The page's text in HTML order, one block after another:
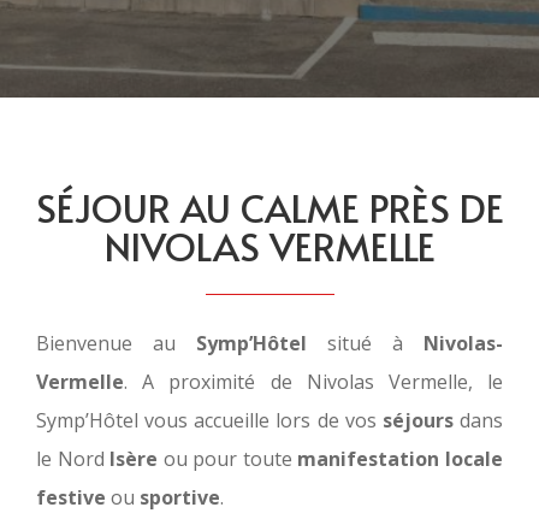
SÉJOUR AU CALME PRÈS DE
NIVOLAS VERMELLE
Bienvenue au Symp’Hôtel situé à Nivolas-
Vermelle. A proximité de Nivolas Vermelle, le
Symp’Hôtel vous accueille lors de vos séjoursdans
le Nord Isère ou pour toute manifestation locale
festive ou sportive.